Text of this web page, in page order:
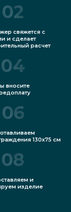
02
свяжется с
и сделает
расчет
04
вносите
06
130x75 см
08
и
изделие